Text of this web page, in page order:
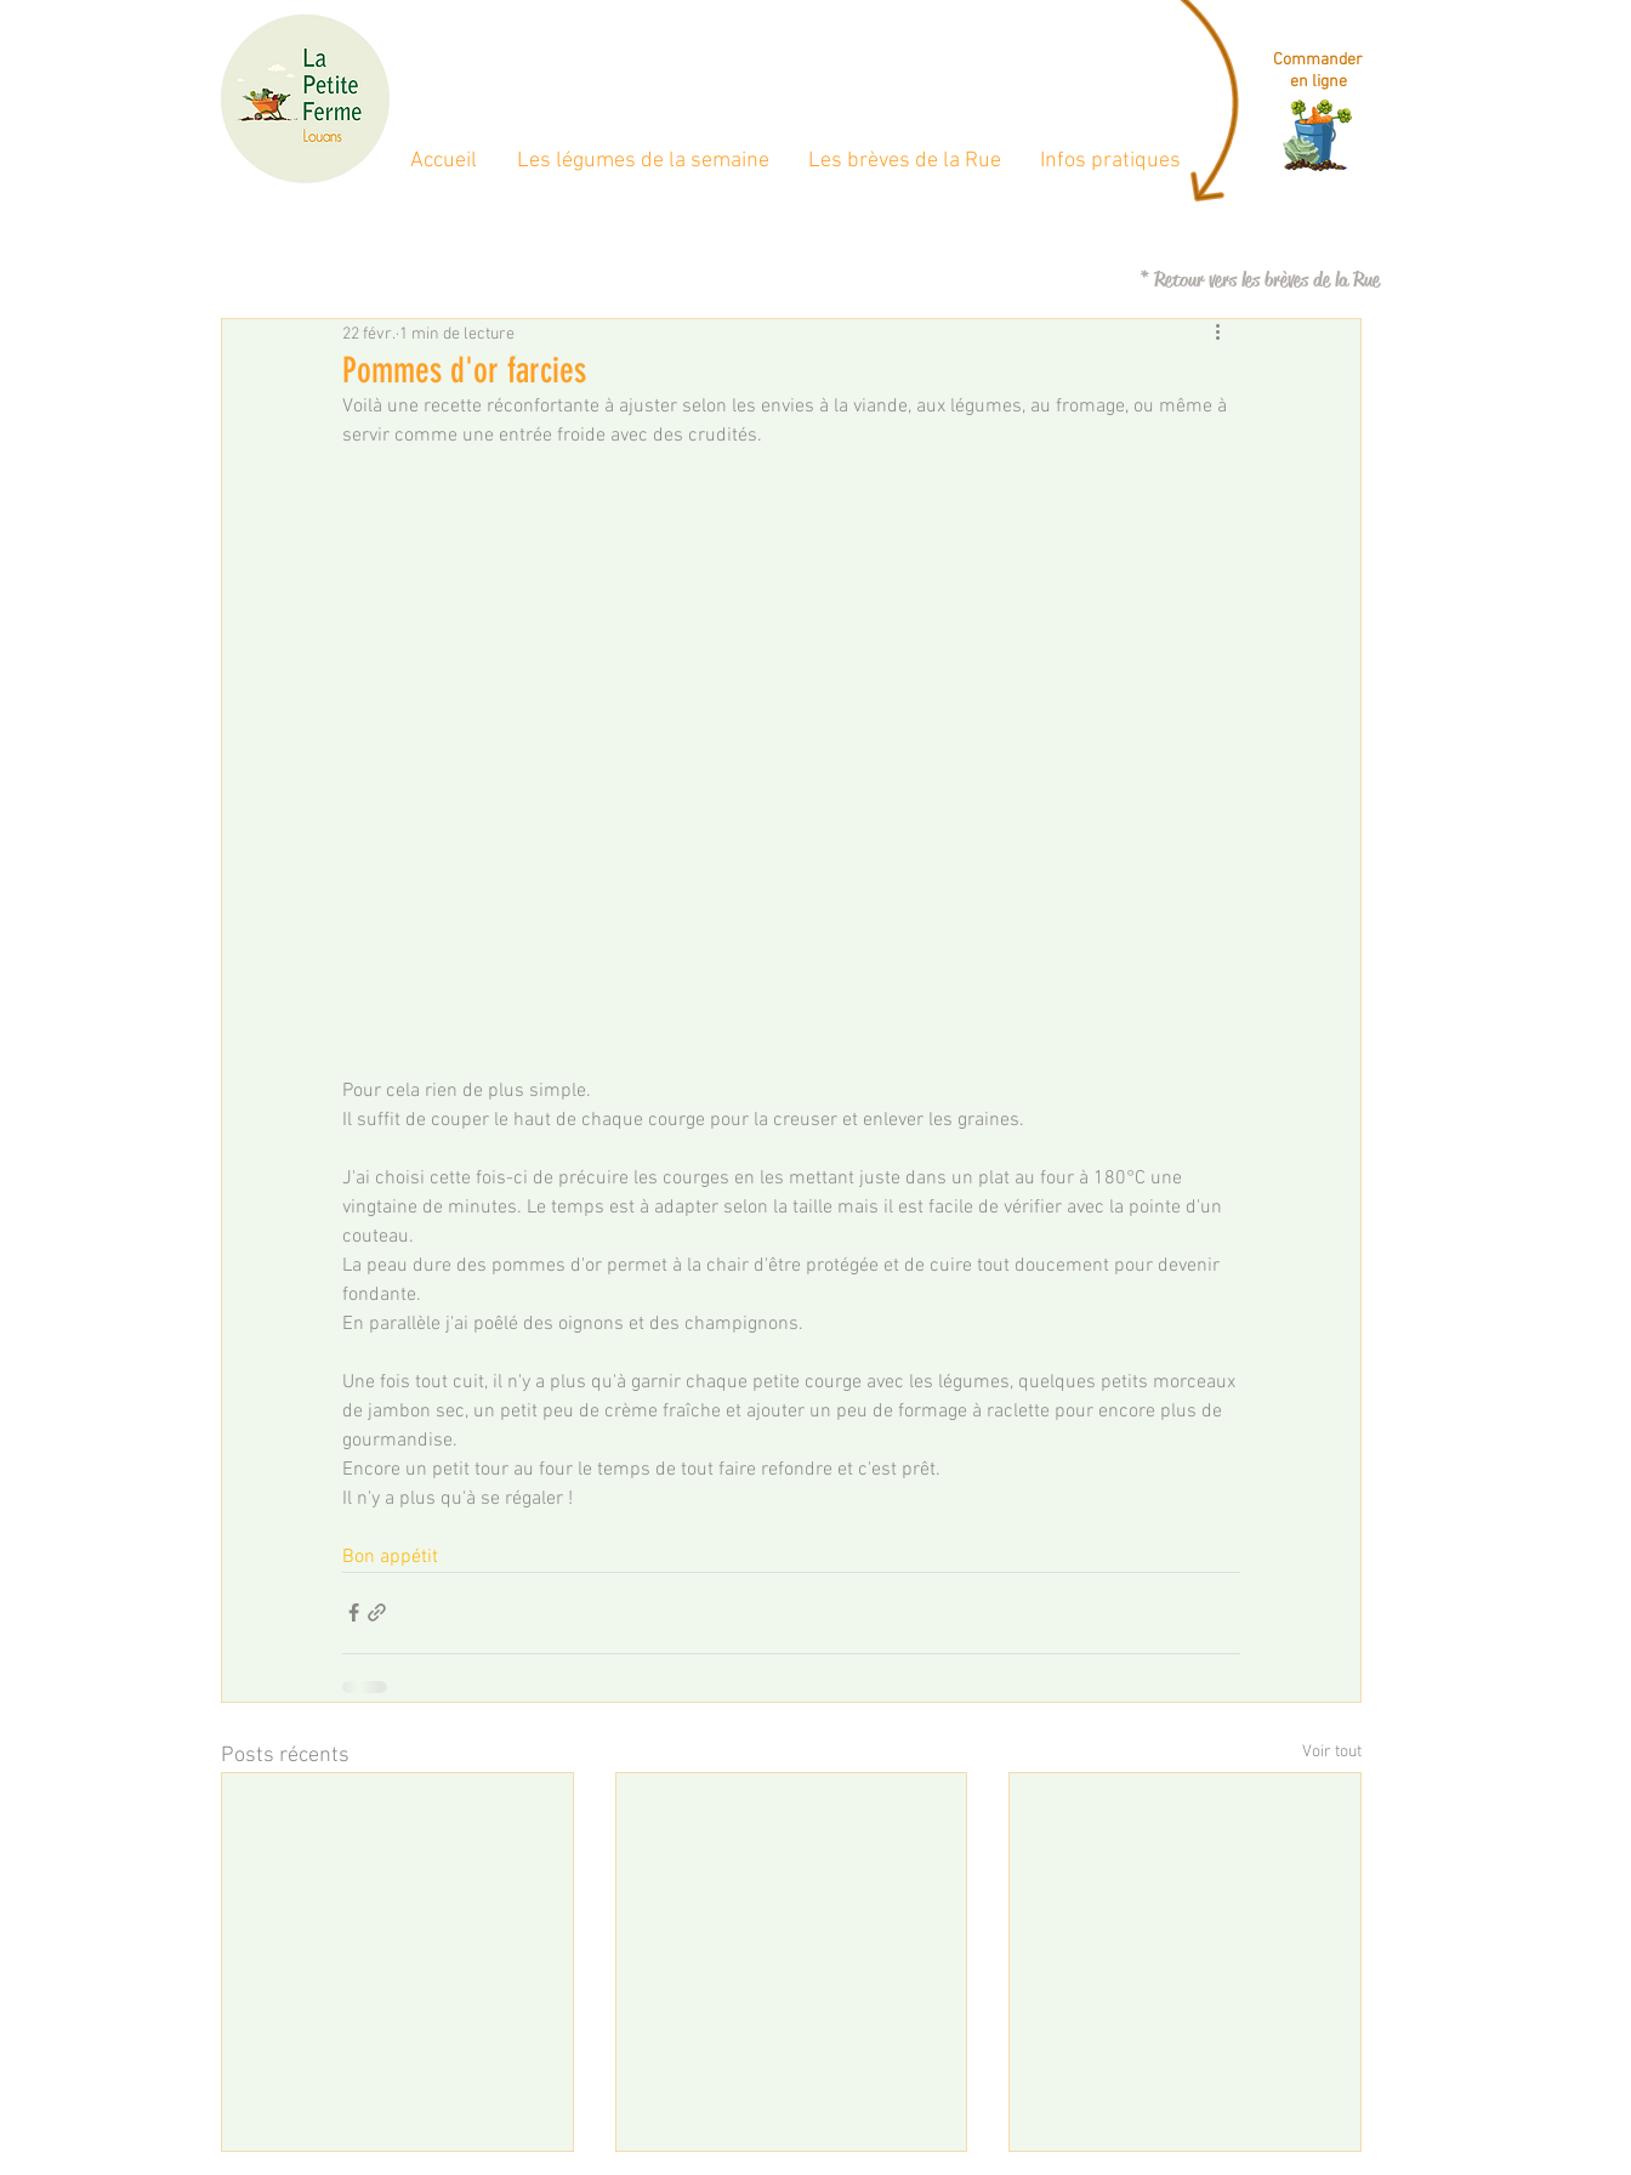
Accueil Les légumes de la semaine Les brèves de la Rue Infos pratiques
Commander
en ligne
Pommes d'or farcies
22 févr. 1 min de lecture
Voilà une recette réconfortante à ajuster selon les envies à la viande, aux légumes, au fromage, ou même à
servir comme une entrée froide avec des crudités.
Pour cela rien de plus simple.
Il suffit de couper le haut de chaque courge pour la creuser et enlever les graines.
J'ai choisi cette fois-ci de précuire les courges en les mettant juste dans un plat au four à 180°C une
vingtaine de minutes. Le temps est à adapter selon la taille mais il est facile de vérifier avec la pointe d'un
couteau.
La peau dure des pommes d'or permet à la chair d'être protégée et de cuire tout doucement pour devenir
fondante.
En parallèle j'ai poêlé des oignons et des champignons.
Une fois tout cuit, il n'y a plus qu'à garnir chaque petite courge avec les légumes, quelques petits morceaux
de jambon sec, un petit peu de crème fraîche et ajouter un peu de formage à raclette pour encore plus de
gourmandise.
Encore un petit tour au four le temps de tout faire refondre et c'est prêt.
Il n'y a plus qu'à se régaler !
Bon appétit
Posts récents Voir tout
* Retour vers les brèves de la Rue